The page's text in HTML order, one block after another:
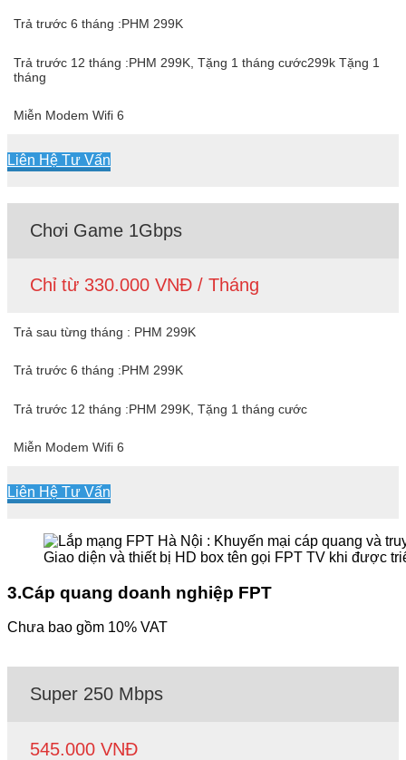
Trả trước 6 tháng :PHM 299K
Trả trước 12 tháng :PHM 299K, Tặng 1 tháng cước299k Tặng 1
tháng
Miễn Modem Wifi 6
Liên Hệ Tư Vấn
Chơi Game 1Gbps
Chỉ từ 330.000 VNĐ / Tháng
Trả sau từng tháng : PHM 299K
Trả trước 6 tháng :PHM 299K
Trả trước 12 tháng :PHM 299K, Tặng 1 tháng cước
Miễn Modem Wifi 6
Liên Hệ Tư Vấn
Giao diện và thiết bị HD box tên gọi FPT TV khi được
3.Cáp quang doanh nghiệp FPT
Chưa bao gồm 10% VAT
Super 250 Mbps
545.000 VNĐ